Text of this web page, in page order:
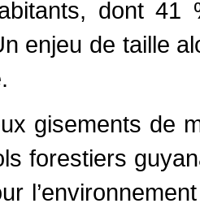
dont 41
enjeu de taille
gisements de
forestiers